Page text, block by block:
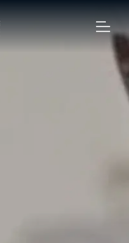
MY 26